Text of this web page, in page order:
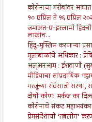
कोरोनाचा गरीबांवर आघात
१० एप्रिल ते १६ एप्रिल
जमाअत-ए-इस्लामी
लाखांच...
हिंदू-मुस्लिम करणाऱ्या
मुलाबाळांचे अधिकार :
अल्अनआम : ईशवाणी
मीडियाचा सांप्रदायिक
गरजूंच्या सेवेसाठी संस्था,
दोषी कोणः मर्कज का
कोरोनाचे संकट महाभयंकर
प्रेमसंदेशाची ‘तबलीग’